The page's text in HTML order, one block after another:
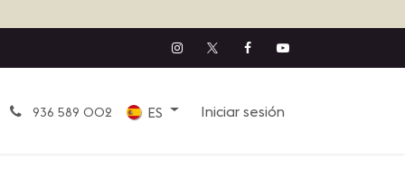
936 589 002 ES Iniciar sesión